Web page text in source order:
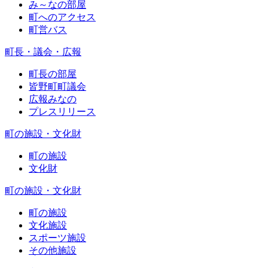
み～なの部屋
町へのアクセス
町営バス
町長・議会・広報
町長の部屋
皆野町町議会
広報みなの
プレスリリース
町の施設・文化財
町の施設
文化財
町の施設・文化財
町の施設
文化施設
スポーツ施設
その他施設